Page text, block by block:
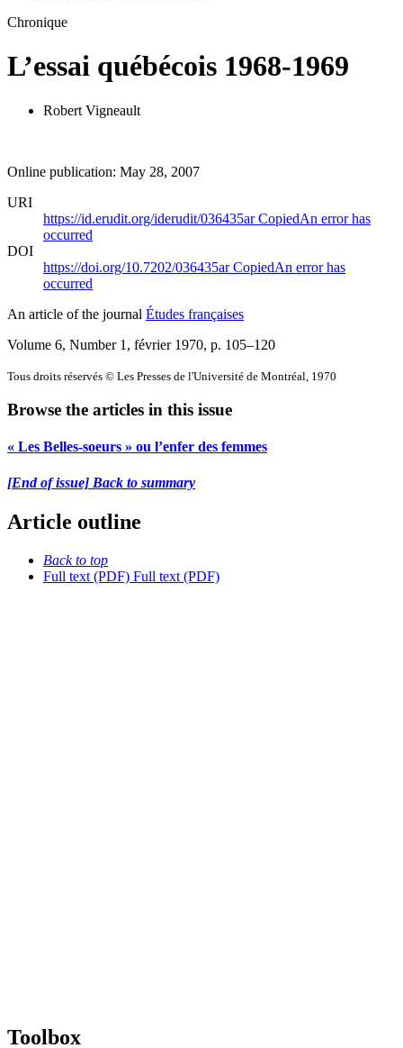
Chronique
L’essai québécois 1968-1969
Robert Vigneault
Online publication: May 28, 2007
URI
https://id.erudit.org/iderudit/036435arCopiedAn error has
occurred
DOI
https://doi.org/10.7202/036435arCopiedAn error has
occurred
An article of the journal Études françaises
Volume 6, Number 1, février 1970, p. 105–120
Tous droits réservés © Les Presses de l'Université de Montréal, 1970
Browse the articles in this issue
« Les Belles-soeurs » ou l’enfer des femmes
[End of issue] Back to summary
Article outline
Back to top
Full text (PDF) Full text (PDF)
Toolbox